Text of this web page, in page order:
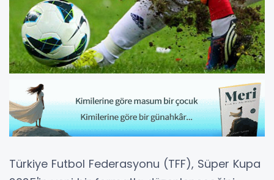
Türkiye Futbol Federasyonu (TFF), Süper Kupa